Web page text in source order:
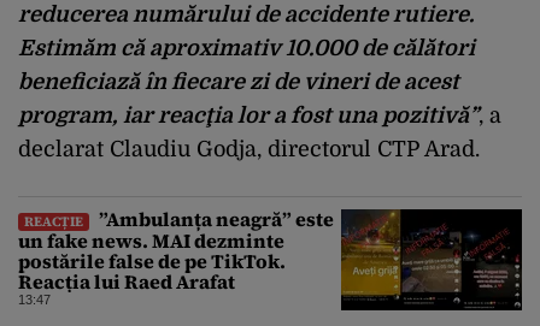
reducerea numărului de accidente rutiere.
Estimăm că aproximativ 10.000 de călători
beneficiază în fiecare zi de vineri de acest
program, iar reacţia lor a fost una pozitivă”, a
declarat Claudiu Godja, directorul CTP Arad.
REACȚIE
”Ambulanța neagră” este
un fake news. MAI dezminte
postările false de pe TikTok.
Reacția lui Raed Arafat
13:47